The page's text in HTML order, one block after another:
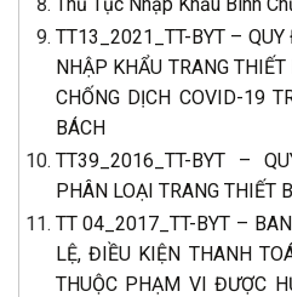
TT13_2021_TT-BYT –
NHẬP KHẨU TRANG
CHỐNG DỊCH COVID-19
BÁCH
TT39_2016_TT-BYT –
PHÂN LOẠI TRANG THIẾT
TT 04_2017_TT-BYT –
LỆ, ĐIỀU KIỆN THANH
THUỘC PHẠM VI ĐƯỢC